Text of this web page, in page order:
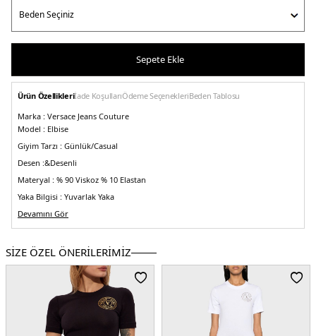
Sepete Ekle
Ürün Özellikleriİade KoşullarıÖdeme SeçenekleriBeden Tablosu
Marka : Versace Jeans Couture
Model : Elbise
Giyim Tarzı : Günlük/Casual
Desen :&Desenli
Materyal : % 90 Viskoz % 10 Elastan
Yaka Bilgisi : Yuvarlak Yaka
Kol Bilgisi :Kalın Askılı
Üretim Yeri :İtalya
Devamını Gör
SİZE ÖZEL ÖNERİLERİMİZ